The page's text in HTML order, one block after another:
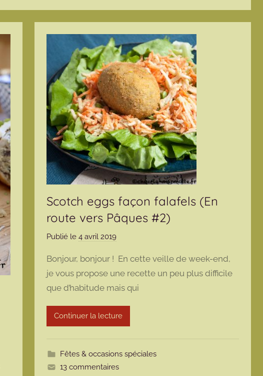
Scotch eggs façon falafels (En
route vers Pâques #2)
Publié le 4 avril 2019p
r
m
a
m
o
t
e
Bonjour, bonjour ! En cette veille de week-end,
je vous propose une recette un peu plus difficile
que d’habitude mais qui
Continuer la lecture
Fêtes & occasions spéciales
13 commentaires